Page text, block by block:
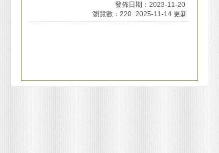
發佈日期：2023-11-20
瀏覽數：220 2025-11-14 更新